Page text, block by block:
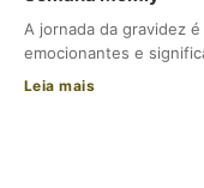
A jornada da gravidez
emocionantes e
Leia mais